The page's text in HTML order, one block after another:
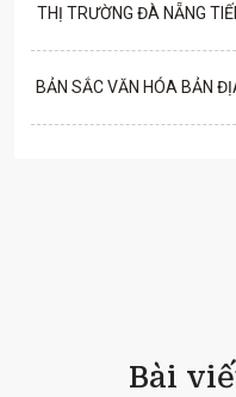
THỊ TRƯỜNG ĐÀ NẴNG
BẢN SẮC VĂN HÓA BẢN
Bài